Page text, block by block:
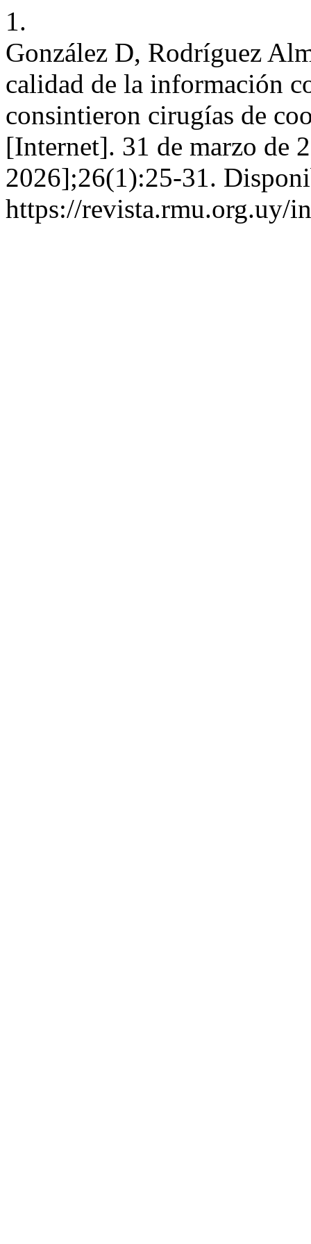
1.
González D, Rodríguez
calidad de la información
consintieron cirugías de
[Internet]. 31 de marzo de
2026];26(1):25-31.
https://revista.rmu.org.uy/